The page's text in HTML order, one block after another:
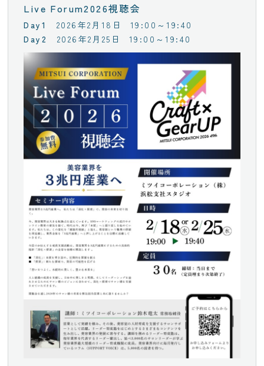
Live Forum2026視聴会
2026年2月18日
19:00～19:40
2026年2月25日
19:00～19:40